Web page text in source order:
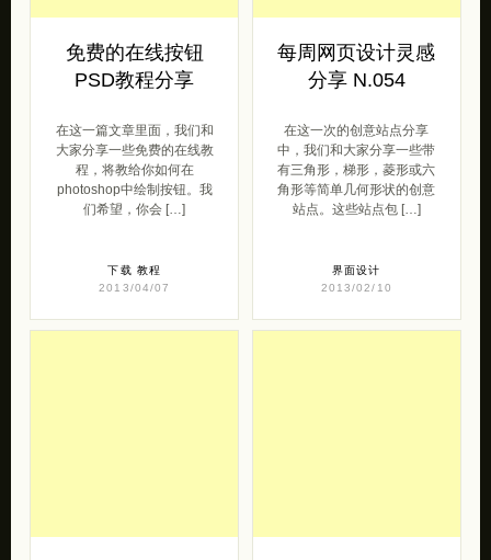
免费的在线按钮
PSD教程分享
在这一篇文章里面，我们和
大家分享一些免费的在线教
程，将教给你如何在
photoshop中绘制按钮。我
们希望，你会 […]
下载 教程
2013/04/07
每周网页设计灵感
分享 N.054
在这一次的创意站点分享
中，我们和大家分享一些带
有三角形，梯形，菱形或六
角形等简单几何形状的创意
站点。这些站点包 […]
界面设计
2013/02/10